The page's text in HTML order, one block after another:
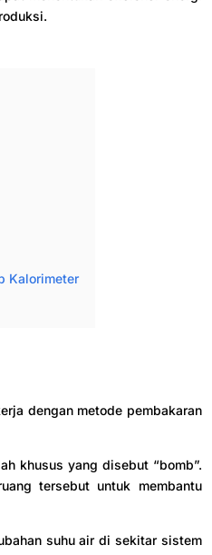
Kalorimeter
dengan metode pembakaran
khusus yang disebut “bomb”.
tersebut untuk membantu
suhu air di sekitar sistem